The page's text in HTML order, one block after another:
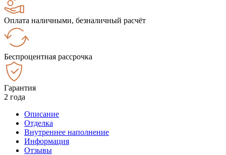
Оплата наличными, безналичный расчёт
Беспроцентная рассрочка
Гарантия
2 года
Описание
Отделка
Внутреннее наполнение
Информация
Отзывы